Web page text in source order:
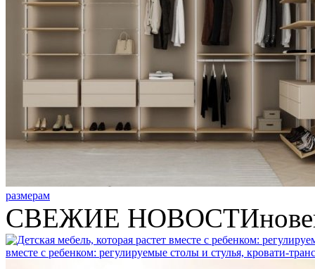
размерам
СВЕЖИЕ НОВОСТИ
вместе с ребенком: регулируемые столы и стулья, кровати-